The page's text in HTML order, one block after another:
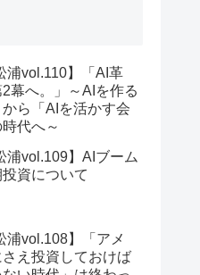
浦vol.110】「AI革
幕へ。」～AIを作る
ら「AIを活かす会
代へ～
浦vol.109】AIブーム
投資について
浦vol.108】「アメ
さえ投資しておけば